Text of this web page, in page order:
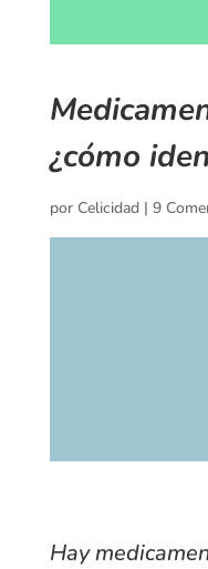
¿cómo
por Celicidad| 9
Hay